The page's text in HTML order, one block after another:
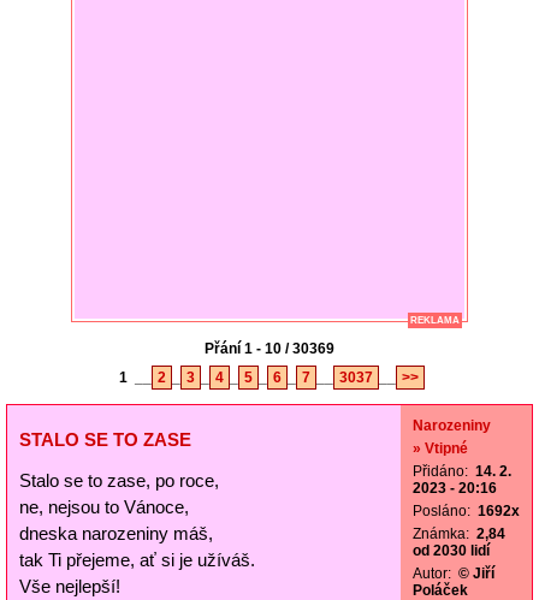
REKLAMA
Přání 1 - 10 / 30369
1
2 3 4 5 6 7 3037 >>
STALO SE TO ZASE
Stalo se to zase, po roce,
ne, nejsou to Vánoce,
dneska narozeniny máš,
tak Ti přejeme, ať si je užíváš.
Vše nejlepší!
Narozeniny
» Vtipné
Přidáno: 14. 2.
2023 - 20:16
Posláno: 1692x
Známka: 2,84
od 2030 lidí
Autor: © Jiří
Poláček